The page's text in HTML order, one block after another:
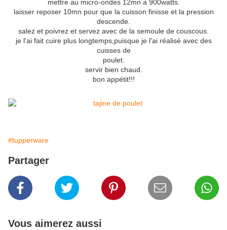
mettre au micro-ondes 12mn a 900watts.
laisser reposer 10mn pour que la cuisson finisse et la pression
descende.
salez et poivrez et servez avec de la semoule de couscous.
je l'ai fait cuire plus longtemps,puisque je l'ai réalisé avec des
cuisses de
poulet.
servir bien chaud.
bon appétit!!!
#tupperware
Partager
Vous aimerez aussi